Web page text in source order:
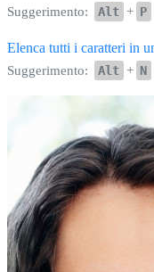
Suggerimento: Alt + P
Elenca tutti i caratteri in
Suggerimento: Alt + N